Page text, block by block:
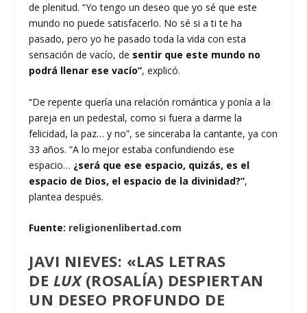
de plenitud. “Yo tengo un deseo que yo sé que este
mundo no puede satisfacerlo. No sé si a ti te ha
pasado, pero yo he pasado toda la vida con esta
sensación de vacío, de sentir que este mundo no
podrá llenar ese vacío”, explicó.
“De repente quería una relación romántica y ponía a la
pareja en un pedestal, como si fuera a darme la
felicidad, la paz… y no”, se sinceraba la cantante, ya con
33 años. “A lo mejor estaba confundiendo ese
espacio… ¿será que ese espacio, quizás, es el
espacio de Dios, el espacio de la divinidad?”,
plantea después.
Fuente: religionenlibertad.com
JAVI NIEVES: «LAS LETRAS
DE LUX(ROSALÍA) DESPIERTAN
UN DESEO PROFUNDO DE